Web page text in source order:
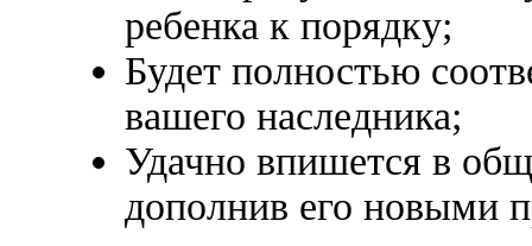
ребенка к порядку;
Будет полностью
вашего наследника;
Удачно впишется в
дополнив его новыми